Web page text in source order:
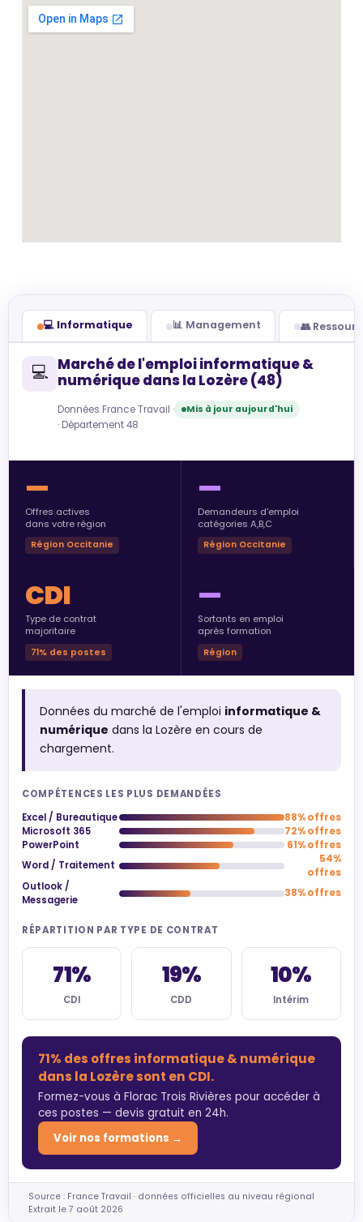
💻 Informatique 📊 Management 👥
💻 Marché de l'emploi informatique &
numérique dans la Lozère (48)
Données France Travail · Mis à jour aujourd'hui
· Département 48
—
Offres actives
dans votre région
Région Occitanie
—
Demandeurs d'emploi
catégories A,B,C
Région Occitanie
CDI
Type de contrat
majoritaire
71% des postes
—
Sortants en emploi
après formation
Région
Données du marché de l'emploi informatique &
numérique dans la Lozère en cours de
chargement.
COMPÉTENCES LES PLUS DEMANDÉES
Excel / Bureautique
88% offres
Microsoft 365
72% offres
PowerPoint
61% offres
Word / Traitement
54%
offres
Outlook /
Messagerie
38% offres
RÉPARTITION PAR TYPE DE CONTRAT
71%
CDI
19%
CDD
10%
Intérim
71% des offres informatique & numérique
dans la Lozère sont en CDI.
Formez-vous à Florac Trois Rivières pour accéder à
ces postes — devis gratuit en 24h.
Voir nos formations →
Source : France Travail · données officielles au niveau régional
Extrait le 7 août 2026